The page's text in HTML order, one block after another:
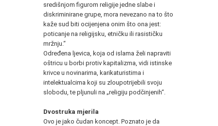
središnjom figurom religije jedne slabe i
diskriminirane grupe, mora nevezano na to što
kaže sud biti ocijenjena onim što ona jest:
poticanje na religijsku, etničku ili rasističku
mržnju.“
Određena ljevica, koja od islama želi napraviti
oštricu u borbi protiv kapitalizma, vidi istinske
krivce u novinarima, karikaturistima i
intelektualcima koji su zloupotrijebili svoju
slobodu, te pljunuli na „religiju podčinjenih“.
Dvostruka mjerila
Ovo je jako čudan koncept. Poznato je da